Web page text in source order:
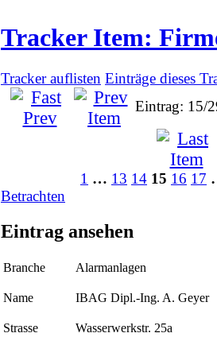
Tracker Item:
Tracker auflisten Einträge dieses
Eintrag: 15/
1 … 13 14 15 16 17
Betrachten
Eintrag ansehen
Branche Alarmanlagen
Name IBAG Dipl.-Ing. A. Geyer
Strasse
Wasserwerkstr. 25a